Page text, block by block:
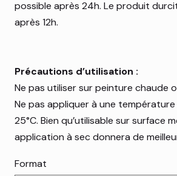
possible après 24h. Le produit
après 12h.
Précautions d’utilisation :
Ne pas utiliser sur peinture chaude
Ne pas appliquer à une
25°C. Bien qu’utilisable sur surface
application à sec donnera de
Format